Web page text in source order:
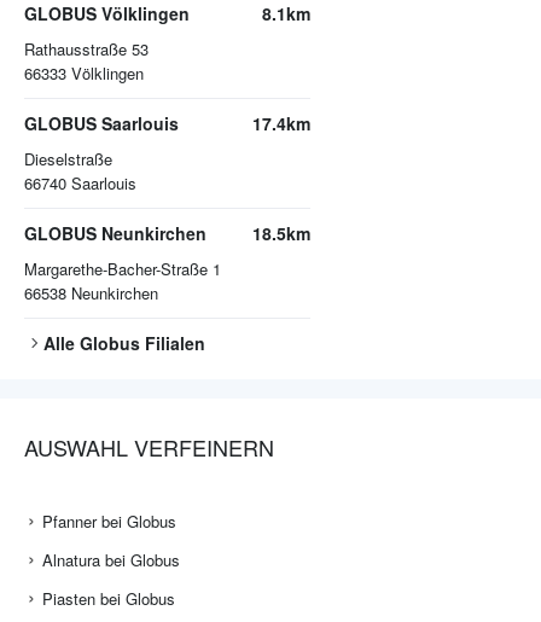
GLOBUS Völklingen
Rathausstraße 53
66333 Völklingen
8.1km
GLOBUS Saarlouis
Dieselstraße
66740 Saarlouis
17.4km
GLOBUS Neunkirchen
Margarethe-Bacher-Straße 1
66538 Neunkirchen
18.5km
Alle Globus Filialen
AUSWAHL VERFEINERN
Pfanner bei Globus
Alnatura bei Globus
Piasten bei Globus